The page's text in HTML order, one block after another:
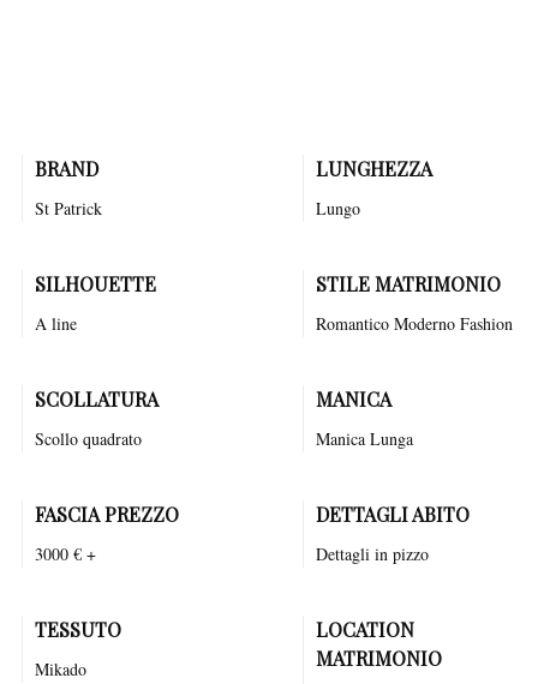
BRAND
St Patrick
LUNGHEZZA
Lungo
SILHOUETTE
A line
STILE MATRIMONIO
Romantico Moderno Fashion
SCOLLATURA
Scollo quadrato
MANICA
Manica Lunga
FASCIA PREZZO
3000 € +
DETTAGLI ABITO
Dettagli in pizzo
TESSUTO
Mikado
LOCATION
MATRIMONIO